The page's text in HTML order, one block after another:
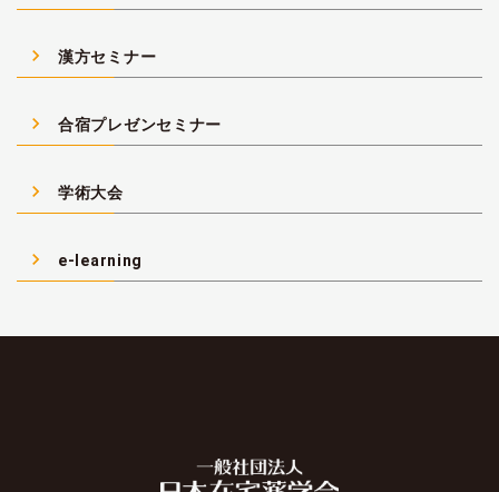
navigate_next 漢方セミナー
navigate_next 合宿プレゼンセミナー
navigate_next 学術大会
navigate_next e-learning